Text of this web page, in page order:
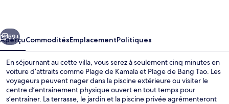
Villa
Suivant
59+
AperçuCommoditésEmplacementPolitiques
En séjournant au cette villa, vous serez à seulement cinq minutes en
voiture d’attraits comme Plage de Kamala et Plage de Bang Tao. Les
voyageurs peuvent nager dans la piscine extérieure ou visiter le
centre d’entraînement physique ouvert en tout temps pour
s’entraîner. La terrasse, le jardin et la piscine privée agrémenteront